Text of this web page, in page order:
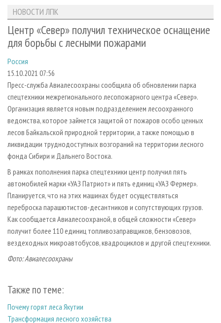
ЛЕСОЗАГОТОВКА
ЛЕСОПИЛЕНИЕ
СУШКА ДРЕВЕСИНЫ
ПРОИЗВОДСТВО ДРЕВЕСНЫХ ПЛИТ
ДЕРЕВЯННОЕ ДОМОСТРОЕНИЕ
ПРОИЗВОДСТВО МЕБЕЛИ
БИОЭНЕРГЕТИКА
ЦБП
ИНСТРУМЕНТ И МАТЕРИАЛЫ
НОВОСТИ ЛПК
НОВОСТИ ЖУРНАЛА
ПРОЕКТЫ ЛПИ
АНАЛИТИКА
ПРЕДПРИЯТИЯ ЛПК
ПЕРСОНЫ
МОБИЛЬНЫЕ ВЫСТАВКИ
ОФИЦИАЛЬНЫЕ ДЕЛЕГАЦИИ
ПРИОРИТЕТНЫЕ ИНВЕСТПРОЕКТЫ
RUSSIAN FORESTRY REVIEW
ГАЗЕТА ЛЕСПРОМФОРУМ
БИБЛИОТЕКА СПЕЦИАЛИСТА
АРХИВ ЖУРНАЛОВ
О ЖУРНАЛЕ
КОНТАКТЫ
РЕКЛАМОДАТЕЛЯМ
РЕКЛАМА
РЕКЛАМА НА САЙТЕ
НОВОСТИ ЛПК
Центр «Север» получил техническое оснащение
для борьбы с лесными пожарами
Россия
15.10.2021 07:56
Пресс-служба Авиалесоохраны сообщила об обновлении парка
спецтехники межрегионального лесопожарного центра «Север».
Организация является новым подразделением лесоохранного
ведомства, которое займется защитой от пожаров особо ценных
лесов Байкальской природной территории, а также помощью в
ликвидации труднодоступных возгораний на территории лесного
фонда Сибири и Дальнего Востока.
В рамках пополнения парка спецтехники центр получил пять
автомобилей марки «УАЗ Патриот» и пять единиц «УАЗ Фермер».
Планируется, что на этих машинах будет осуществляться
переброска парашютистов-десантников и сопутствующих грузов.
Как сообщается Авиалесоохраной, в общей сложности «Север»
получит более 110 единиц топливозаправщиков, бензовозов,
вездеходных микроавтобусов, квадроциклов и другой спецтехники.
Фото: Авиалесоохраны
Также по теме:
Почему горят леса Якутии
Трансформация лесного хозяйства